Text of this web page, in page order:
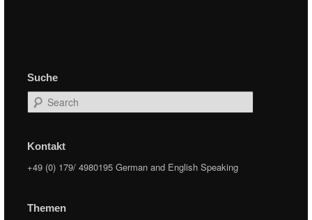
Suche
Search
Kontakt
+49 (0) 179/ 4980195 German and English Speaking
Themen